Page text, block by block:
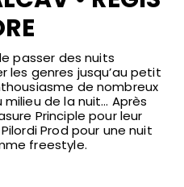
passer des nuits
genres jusqu’au petit
de nombreux
de la nuit… Après
Principle pour leur
Prod pour une nuit
freestyle.